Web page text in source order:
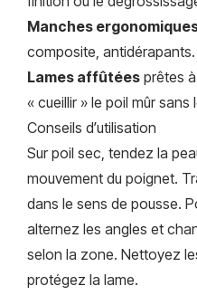
Manches
composite, antidérapants.
Lames affûtées prêtes
« cueillir » le poil mûr sans
Conseils d’utilisation
Sur poil sec, tendez la
mouvement du poignet.
dans le sens de pousse.
alternez les angles et
selon la zone. Nettoyez
protégez la lame.